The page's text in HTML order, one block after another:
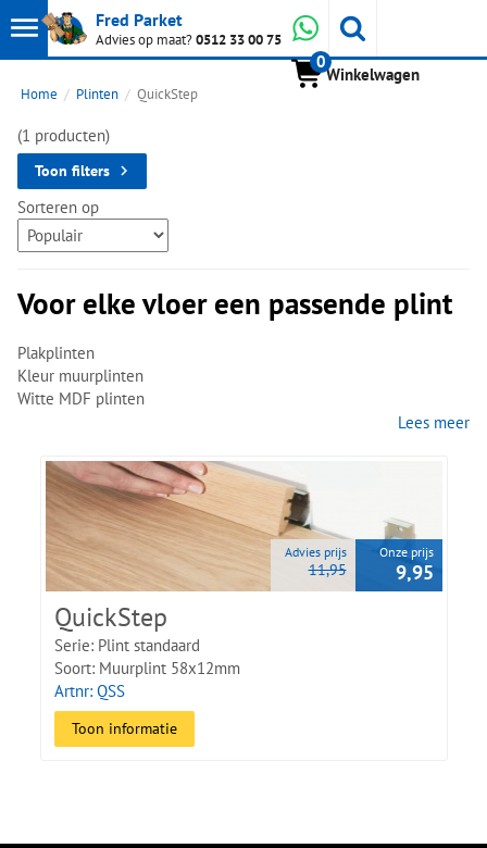
Toon
hoofdmenu
Fred Parket
Advies op maat?0512 33 00 75 Whatsapp
0
Winkelwagen
Home Plinten QuickStep
(1 producten)
Toon filters
Sorteren op
Voor elke vloer een passende plint
Plakplinten
Kleur muurplinten
Witte MDF plinten
de muur geplaatst ter bescherming van uw muur tijdens het
stofzuigen. Tevens draagt dit bij aan een strakke afwerking van
uw PVC of Vinyl vloer.Voor laminaat hebben we ook plakplinten
en muurplinten in goed bijpassende kleuren en voor sommige
merken zelfs True Matching plinten.
Lees meer
Advies prijs
11,95
Onze prijs
9,95
QuickStep
Serie: Plint standaard
Soort: Muurplint 58x12mm
Artnr: QSS
Toon informatie